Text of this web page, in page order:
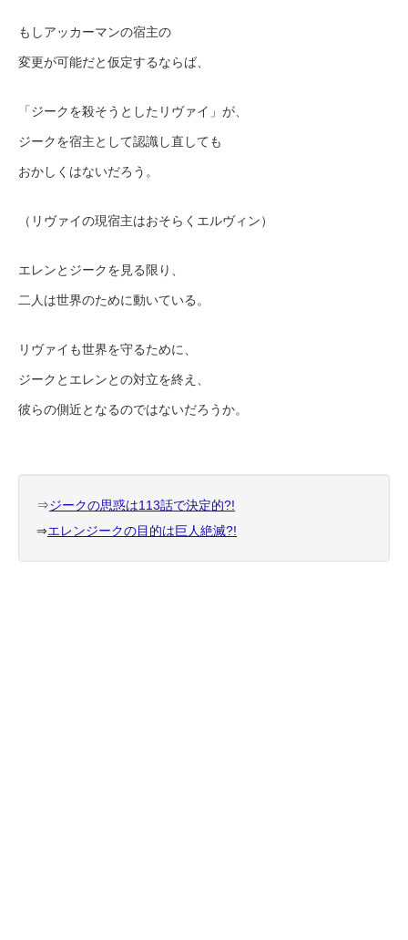
もしアッカーマンの宿主の
変更が可能だと仮定するならば、
「ジークを殺そうとしたリヴァイ」が、
ジークを宿主として認識し直しても
おかしくはないだろう。
（リヴァイの現宿主はおそらくエルヴィン）
エレンとジークを見る限り、
二人は世界のために動いている。
リヴァイも世界を守るために、
ジークとエレンとの対立を終え、
彼らの側近となるのではないだろうか。
⇒ジークの思惑は113話で決定的?!
⇒エレンジークの目的は巨人絶滅?!